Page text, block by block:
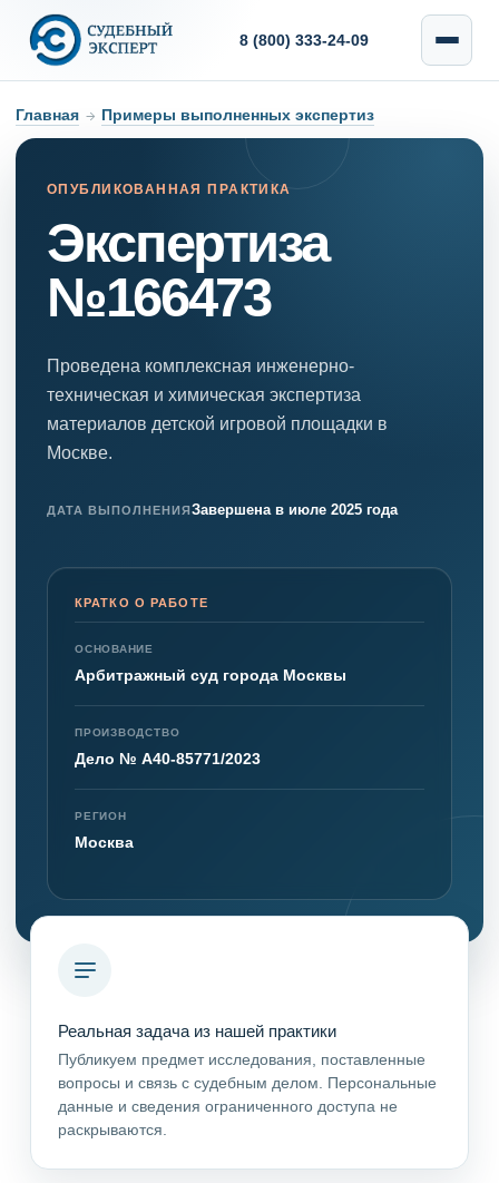
8 (800) 333-24-09
Главная → Примеры выполненных экспертиз
ОПУБЛИКОВАННАЯ ПРАКТИКА
Экспертиза
№166473
Проведена комплексная инженерно-
техническая и химическая экспертиза
материалов детской игровой площадки в
Москве.
ДАТА ВЫПОЛНЕНИЯЗавершена в июле 2025 года
КРАТКО О РАБОТЕ
ОСНОВАНИЕ
Арбитражный суд города Москвы
ПРОИЗВОДСТВО
Дело № А40-85771/2023
РЕГИОН
Москва
Реальная задача из нашей практики
Публикуем предмет исследования, поставленные
вопросы и связь с судебным делом. Персональные
данные и сведения ограниченного доступа не
раскрываются.